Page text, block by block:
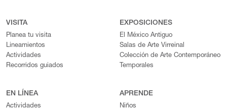
VISITA
Planea tu visita
Lineamientos
Actividades
Recorridos guiados
EXPOSICIONES
El México Antiguo
Salas de Arte Virreinal
Colección de Arte Contemporáneo
Temporales
EN LÍNEA
Actividades
APRENDE
Niños